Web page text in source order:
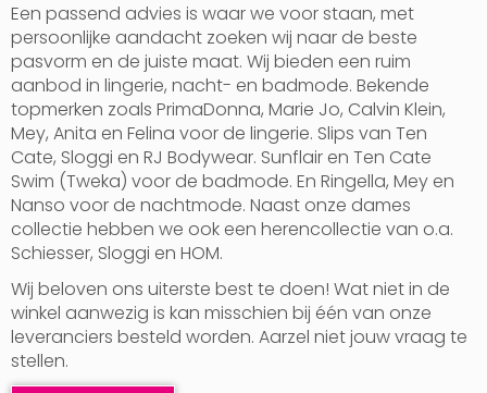
Een passend advies is waar we voor staan, met
persoonlijke aandacht zoeken wij naar de beste
pasvorm en de juiste maat. Wij bieden een ruim
aanbod in lingerie, nacht- en badmode. Bekende
topmerken zoals PrimaDonna, Marie Jo, Calvin Klein,
Mey, Anita en Felina voor de lingerie. Slips van Ten
Cate, Sloggi en RJ Bodywear. Sunflair en Ten Cate
Swim (Tweka) voor de badmode. En Ringella, Mey en
Nanso voor de nachtmode. Naast onze dames
collectie hebben we ook een herencollectie van o.a.
Schiesser, Sloggi en HOM.
Wij beloven ons uiterste best te doen! Wat niet in de
winkel aanwezig is kan misschien bij één van onze
leveranciers besteld worden. Aarzel niet jouw vraag te
stellen.